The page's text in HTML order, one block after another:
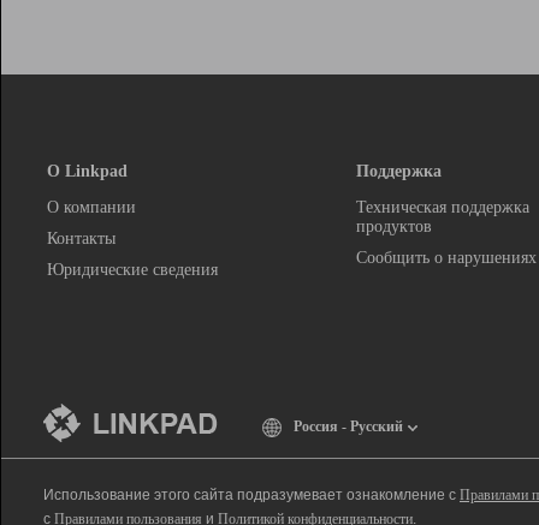
О Linkpad
О компании
Контакты
Юридические сведения
Поддержка
Техническая поддержка
продуктов
Сообщить о нарушениях
Россия - Русский
Использование этого сайта подразумевает ознакомление с Правилами
с Правилами пользования и Политикой конфиденциальности.